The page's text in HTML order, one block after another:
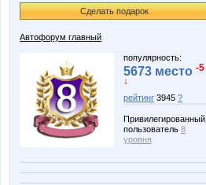
Сделать подарок
Автофорум главный
популярность:
5673 место -5
↓
рейтинг 3945 ?
Привилегированный
пользователь 8
уровня